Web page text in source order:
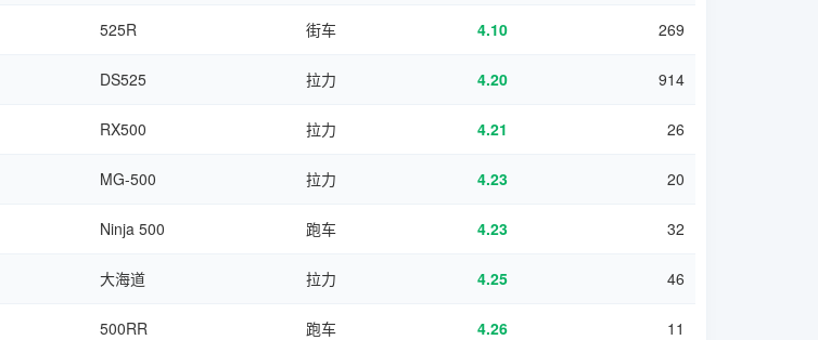
525R 街车 4.10 269
DS525 拉力 4.20 914
RX500 拉力 4.21 26
MG-500 拉力 4.23 20
Ninja 500 跑车 4.23 32
大海道 拉力 4.25 46
500RR 跑车 4.26 11